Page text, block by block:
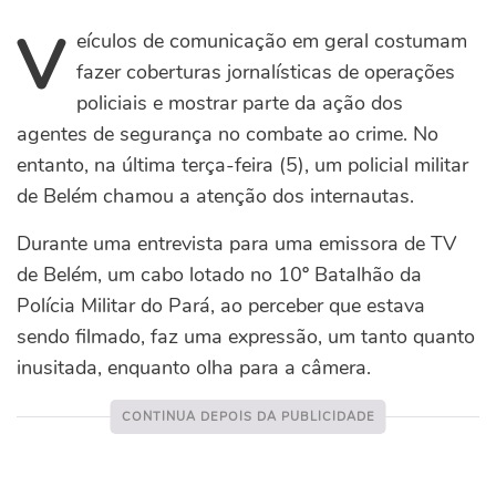
Veículos de comunicação em geral costumam
fazer coberturas jornalísticas de operações
policiais e mostrar parte da ação dos
agentes de segurança no combate ao crime. No
entanto, na última terça-feira (5), um policial militar
de Belém chamou a atenção dos internautas.
Durante uma entrevista para uma emissora de TV
de Belém, um cabo lotado no 10º Batalhão da
Polícia Militar do Pará, ao perceber que estava
sendo filmado, faz uma expressão, um tanto quanto
inusitada, enquanto olha para a câmera.